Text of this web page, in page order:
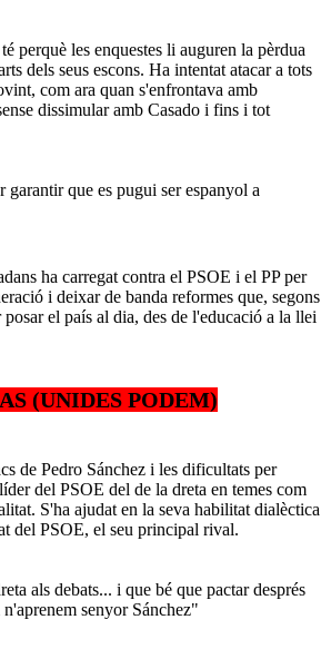
perquè les enquestes li auguren la pèrdua
dels seus escons. Ha intentat atacar a tots
com ara quan s'enfrontava amb
dissimular amb Casado i fins i tot
garantir que es pugui ser espanyol a
ha carregat contra el PSOE i el PP per
i deixar de banda reformes que, segons
posar el país al dia, des de l'educació a la llei
(UNIDES PODEM)
de Pedro Sánchez i les dificultats per
del PSOE del de la dreta en temes com
S'ha ajudat en la seva habilitat dialèctica
del PSOE, el seu principal rival.
als debats... i que bé que pactar després
senyor Sánchez"